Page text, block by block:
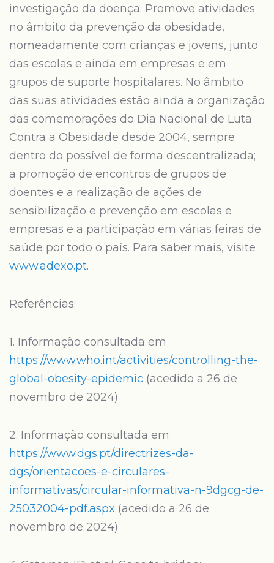
investigação da doença. Promove atividades
no âmbito da prevenção da obesidade,
nomeadamente com crianças e jovens, junto
das escolas e ainda em empresas e em
grupos de suporte hospitalares. No âmbito
das suas atividades estão ainda a organização
das comemorações do Dia Nacional de Luta
Contra a Obesidade desde 2004, sempre
dentro do possível de forma descentralizada;
a promoção de encontros de grupos de
doentes e a realização de ações de
sensibilização e prevenção em escolas e
empresas e a participação em várias feiras de
saúde por todo o país. Para saber mais, visite
www.adexo.pt.
Referências:
1. Informação consultada em
https://www.who.int/activities/controlling-the-
global-obesity-epidemic (acedido a 26 de
novembro de 2024)
2. Informação consultada em
https://www.dgs.pt/directrizes-da-
dgs/orientacoes-e-circulares-
informativas/circular-informativa-n-9dgcg-de-
25032004-pdf.aspx (acedido a 26 de
novembro de 2024)